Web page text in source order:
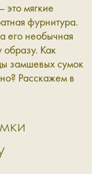
мягкие
фурнитура.
его необычная
образу. Как
замшевых сумок
Расскажем в